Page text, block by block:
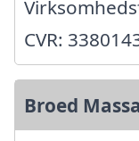
CVR:
Broed